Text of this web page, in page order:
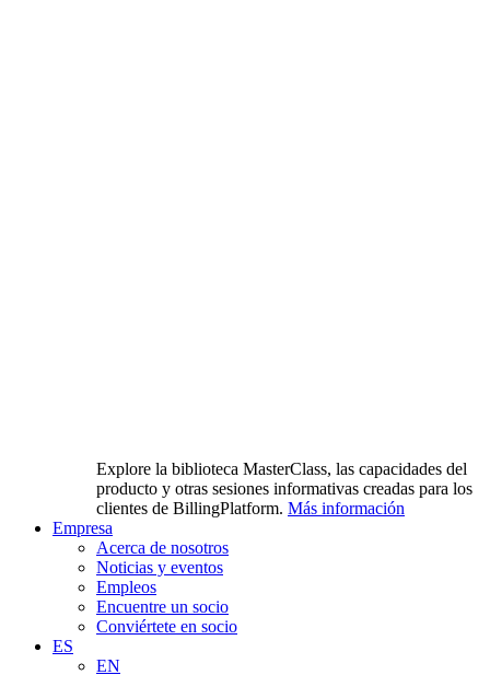
Explore la biblioteca MasterClass, las capacidades del
producto y otras sesiones informativas creadas para los
clientes de BillingPlatform. Más información
Empresa
Acerca de nosotros
Noticias y eventos
Empleos
Encuentre un socio
Conviértete en socio
ES
EN